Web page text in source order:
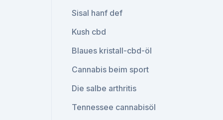
Sisal hanf def
Kush cbd
Blaues kristall-cbd-öl
Cannabis beim sport
Die salbe arthritis
Tennessee cannabisöl